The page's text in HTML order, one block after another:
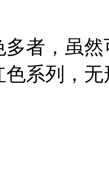
多者，虽
色系列，